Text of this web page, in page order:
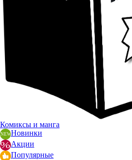
Комиксы и манга
Новинки
Акции
Популярные